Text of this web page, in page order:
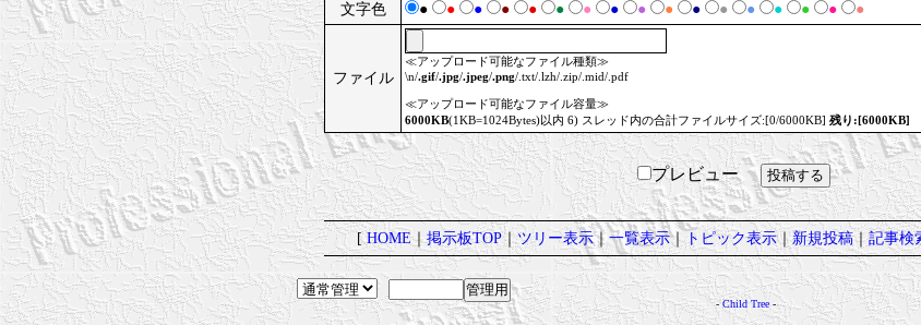
文字色 ● ● ● ● ● ● ● ● ● ● ● ● ● ● ● ● ●
ファイル
≪アップロード可能なファイル種類≫
\n/.gif/.jpg/.jpeg/.png/.txt/.lzh/.zip/.mid/.pdf
≪アップロード可能なファイル容量≫
6000KB(1KB=1024Bytes)以内 6) スレッド内の合計ファイルサイズ:[0/6000KB] 残り:[6000KB]
プレビュー
[HOME｜掲示板TOP｜ツリー表示｜ 一覧表示｜トピック表示｜新規投稿｜記事検
-Child Tree-